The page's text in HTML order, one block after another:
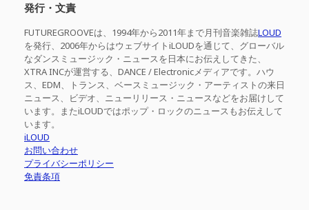
発行・文責
FUTUREGROOVEは、1994年から2011年まで月刊音楽雑誌LOUD
を発行、2006年からはウェブサイトiLOUDを通じて、グローバル
なダンスミュージック・ニュースを日本にお伝えしてきた、
XTRA INCが運営する、DANCE / Electronicメディアです。ハウ
ス、EDM、トランス、ベースミュージック・アーティストの来日
ニュース、ビデオ、ニューリリース・ニュースなどをお届けして
います。またiLOUDではポップ・ロックのニュースもお伝えして
います。
iLOUD
お問い合わせ
プライバシーポリシー
免責条項